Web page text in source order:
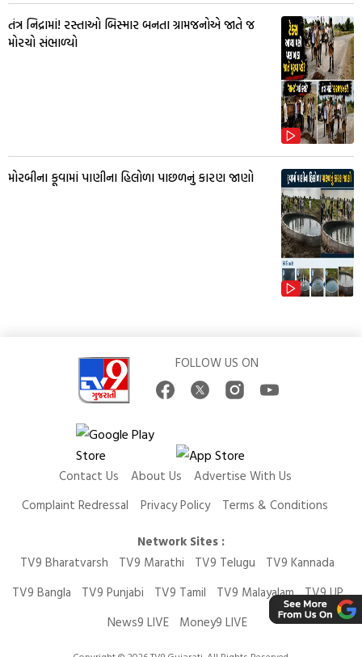
તંત્ર નિદ્રામાં! રસ્તાઓ બિસ્માર બનતા ગ્રામજનોએ જાતે જ
મોરચો સંભાળ્યો
મોરબીના કૂવામાં પાણીના હિલોળા પાછળનું કારણ જાણો
FOLLOW US ON
Contact Us About Us
Advertise With Us
Complaint Redressal
Privacy Policy
Terms & Conditions
Network Sites :
TV9 Bharatvarsh
TV9 Marathi TV9 Telugu
TV9 Kannada
TV9 Bangla
TV9 Punjabi TV9 Tamil TV9 Malayalam TV9 UP
News9 LIVE
Money9 LIVE